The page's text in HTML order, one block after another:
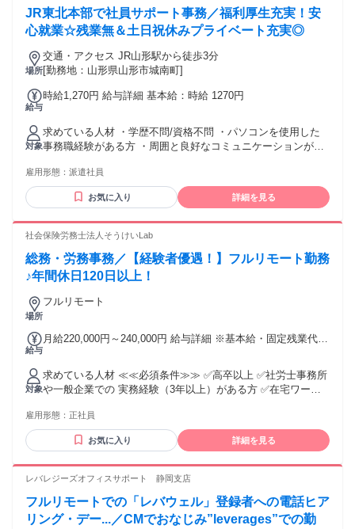
JR東北本部で社員サポート事務／福利厚生充実！安
心就業☆残業無＆土日祝休みプライベート充実◎
場所
交通・アクセス JR山形駅から徒歩3分
[勤務地：山形県山形市城南町]
給与
時給1,270円 給与詳細 基本給：時給 1270円
対象
求めている人材 ・学歴不問/資格不問 ・パソコンを使用した
事務職経験がある方 ・周囲と良好なコミュニケーションが取
雇用形態： 派遣社員
お気に入り 詳細を見る
社会保険労務士法人そうけいLab
総務・労務事務／【経験者優遇！】フルリモート勤務
♪年間休日120日以上！
場所
フルリモート
給与
月給220,000円～240,000円 給与詳細 ※基本給・固定残業代の
あり 1ヶ月あたり4万1100円 〜 4万5000円（固定残業時間：1
ヶ月あたり30時間） 固定残業時間を超えた勤務時間について
は別途残業代を支給する 【一律手当】 全員に一律で支払われ
る通勤・皆勤・家族手当金額：なし 全員に一律で支払われる
す。 ★社内・社外を問わず、打ち合わせや 会議などもWEB
会議で行いますので、 出勤は基本的にありません。
対象
求めている人材 ≪≪必須条件≫≫ ✅高卒以上 ✅社労士事務所
や一般企業での 実務経験（3年以上）がある方 ✅在宅ワーク
ます】 □下記システムの操作・使用経験がある方 ・PCA給与
・KING OF TIME ・Touch on Time ・オフィスステーション
・jinjer（ジンジャー）給与、勤怠など □社会保険労務士の資
方 歓迎します！ 今までの経験や知識を活かして 働きたい方
雇用形態： 正社員
お気に入り 詳細を見る
レバレジーズオフィスサポート 静岡支店
フルリモートでの「レバウェル」登録者への電話ヒア
リング・デー...／CMでおなじみ”leverages”での勤